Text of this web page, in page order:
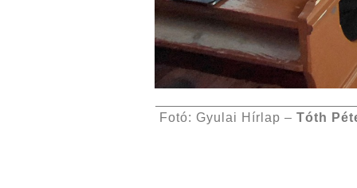
Fotó: Gyulai Hírlap – Tóth